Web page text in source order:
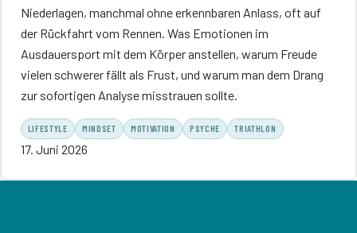
Niederlagen, manchmal ohne erkennbaren Anlass, oft auf
der Rückfahrt vom Rennen. Was Emotionen im
Ausdauersport mit dem Körper anstellen, warum Freude
vielen schwerer fällt als Frust, und warum man dem Drang
zur sofortigen Analyse misstrauen sollte.
LIFESTYLE MINDSET MOTIVATION PSYCHE TRIATHLON
17. Juni 2026